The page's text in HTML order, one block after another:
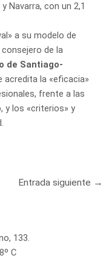
Navarra, con un 2,1
a su modelo de
de la
de Santiago-
la «eficacia»
frente a las
y los «criterios» y
Entrada siguiente →
133.
C